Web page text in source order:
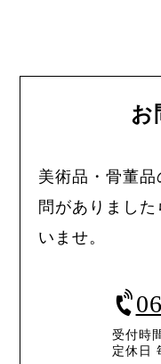
お
美術品・骨董
問がありまし
いませ。
受付時
定休日